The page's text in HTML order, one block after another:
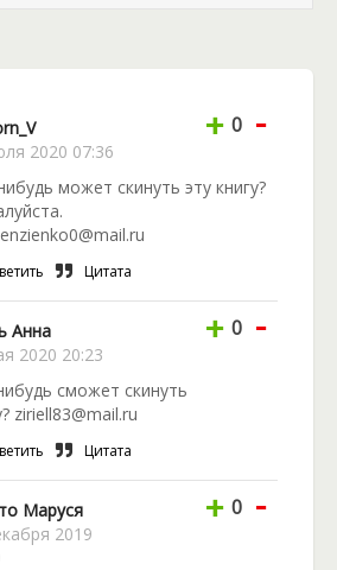
на этот раз? Узнайте в
«Марья-Царевна».
2020 07:36
+ 0 -
может скинуть эту книгу?
Цитата
Анна
2020 20:23
+ 0 -
сможет скинуть
ziriell83@mail.ru
Цитата
Маруся
2019
+ 0 -